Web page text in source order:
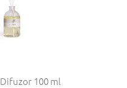
Difuzor 100 ml